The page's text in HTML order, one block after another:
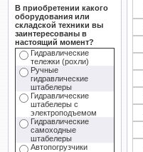
В приобретении какого
оборудования или
складской техники вы
заинтересованы в
настоящий момент?
Гидравлические
тележки (рохли)
Ручные
гидравлические
штабелеры
Гидравлические
штабелеры с
электроподъемом
Гидравлические
самоходные
штабелеры
Автопогрузчики